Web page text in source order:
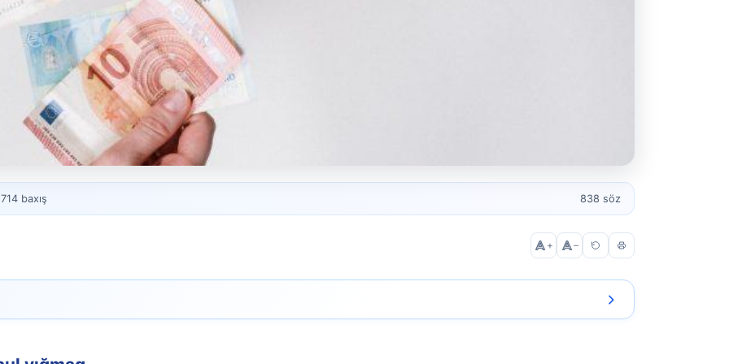
baxış 838 söz
+ –